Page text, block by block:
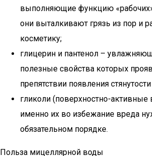
выполняющие функцию
они выталкивают грязь из пор и
косметику;
глицерин и пантенол –
полезные свойства которых
препятствии появления
гликоли (поверхностно-активные
именно их во избежание вреда
обязательном порядке.
Польза мицеллярной воды